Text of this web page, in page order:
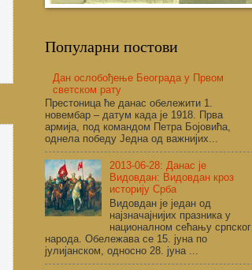
Популарни постови
Дан ослобођење Београда у Првом
светском рату
Престоница ће данас обележити 1.
новембар – датум када је 1918. Прва
армија, под командом Петра Бојовића,
однела победу Једна од важнијих...
2013-06-28: Данас је
Видовдан: Видовдан кроз
историју Срба
Видовдан је један од
најзначајнијих празника у
националном сећању српског
народа. Обележава се 15. јуна по
јулијанском, односно 28. јуна ...